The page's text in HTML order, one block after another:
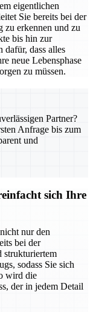
eigentlichen
Sie bereits bei der
zu erkennen und zu
bis hin zur
dafür, dass alles
neue Lebensphase
zu müssen.
Partner?
Anfrage bis zum
und
sich Ihre
nur den
bei der
sodass Sie sich
wird die
der in jedem Detail